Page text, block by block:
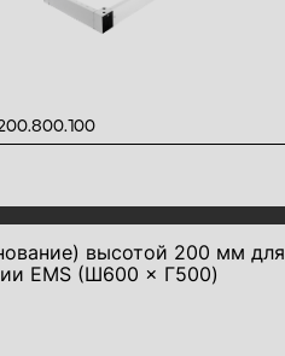
высотой 200 мм для
EMS (Ш600 × Г500)